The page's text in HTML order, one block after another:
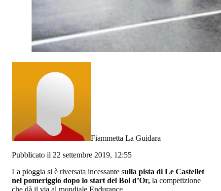
Fiammetta La Guidara
Pubblicato il 22 settembre 2019, 12:55
La pioggia si è riversata incessante sulla pista di Le Castellet
nel pomeriggio dopo lo start del Bol d’Or, la competizione
che dà il via al mondiale Endurance.